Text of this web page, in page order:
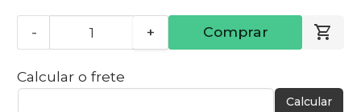
- + Comprar
Calcular o frete
Calcular